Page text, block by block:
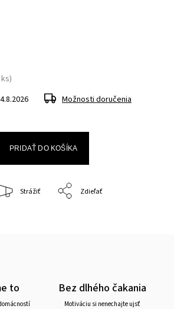
Možnosti doručenia
PRIDAŤ DO KOŠÍKA
Strážiť Zdieľať
to Bez dlhého čakania
Motiváciu si nenechajte ujsť